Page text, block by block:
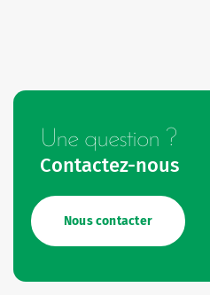
Une question ?
Contactez-nous
Nous contacter